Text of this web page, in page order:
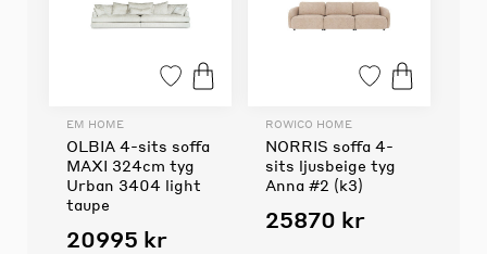
EM HOME
OLBIA 4-sits soffa
MAXI 324cm tyg
Urban 3404 light
taupe
20995 kr
ROWICO HOME
NORRIS soffa 4-
sits ljusbeige tyg
Anna #2 (k3)
25870 kr